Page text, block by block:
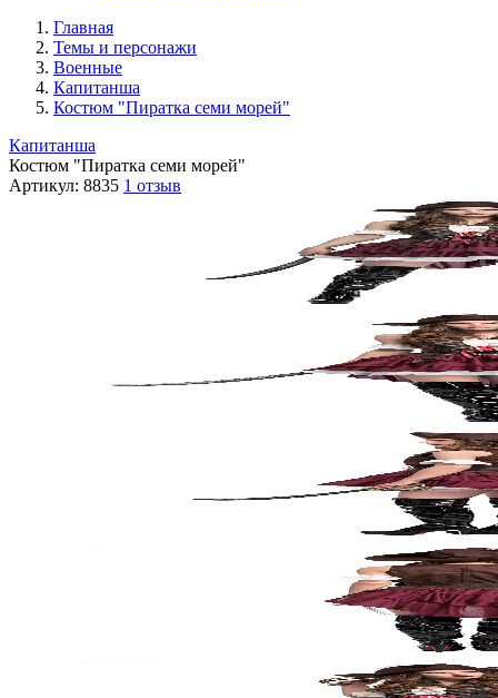
Главная
Темы и персонажи
Военные
Капитанша
Костюм "Пиратка семи морей"
Капитанша
Костюм "Пиратка семи морей"
Артикул: 8835 1 отзыв